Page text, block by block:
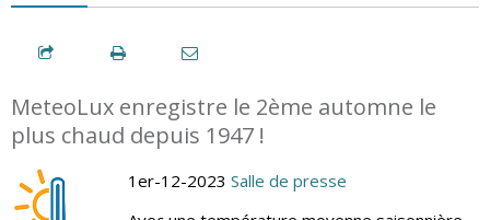
MeteoLux enregistre le 2ème automne le
plus chaud depuis 1947 !
1er-12-2023 Salle de presse